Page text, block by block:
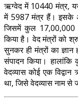
ऋग्वेद में 10440 मंत्र,
में 5987 मंत्र हैं। इसके
जिसमें कुल 17,00,000
किया है। वेद मंत्रों को
सुनकर ही मंत्रों का ज्ञान
संपादन किया।
वेदव्यास कोई एक
था, जिसे वेदव्यास नाम से